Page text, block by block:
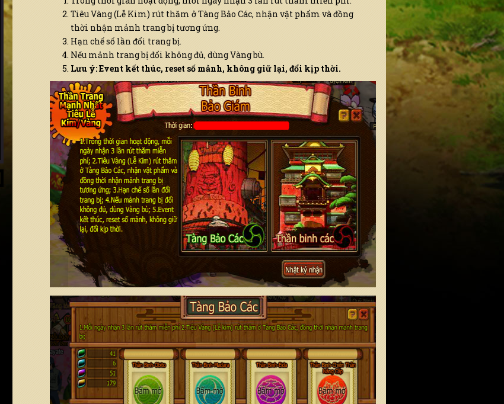
Tiêu Vàng (Lễ Kim) rút thăm ở Tàng Bảo Các, nhận vật phẩm và đồng
thời nhận mảnh trang bị tương ứng.
Hạn chế số lần đổi trang bị.
Nếu mảnh trang bị đổi không đủ, dùng Vàng bù.
Lưu ý: Event kết thúc, reset số mảnh, không giữ lại, đổi kịp thời.